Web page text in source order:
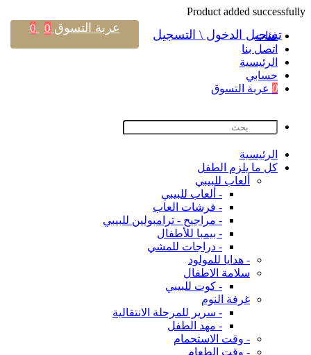
Product added successfully
فئات
اتصل بنا
اﻟﺮﺋﻴﺴﻴﺔ
حسابي
0 عربة التسوق
اﻟﺮﺋﻴﺴﻴﺔ
كل ما يلزم الطفل
ألعاب للبيبي
- ألعاب للبيبي
- فرشات العاب
- مراجيح - ترامبولين للبيبي
- بيمبا للأطفال
- دراجات للمشي
- هدايا للمولود
سلامة الاطفال
- كوت للبيبي
غرفة النوم
- سرير للمرحلة الانتقالية
- مهد الطفل
- وقت الاستحمام
- وقت الطعام
تسجيل الدخول \ التسجيل عربة التسوق 0
0